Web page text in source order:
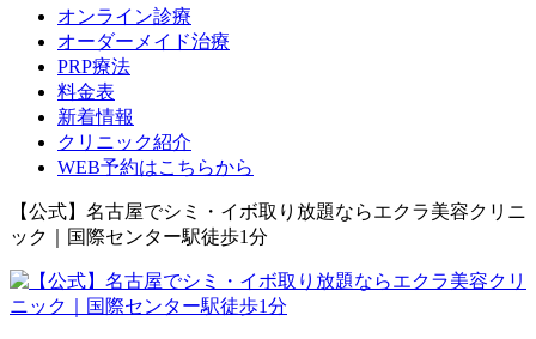
オンライン診療
オーダーメイド治療
PRP療法
料金表
新着情報
クリニック紹介
WEB予約はこちらから
【公式】名古屋でシミ・イボ取り放題ならエクラ美容クリニ
ック｜国際センター駅徒歩1分